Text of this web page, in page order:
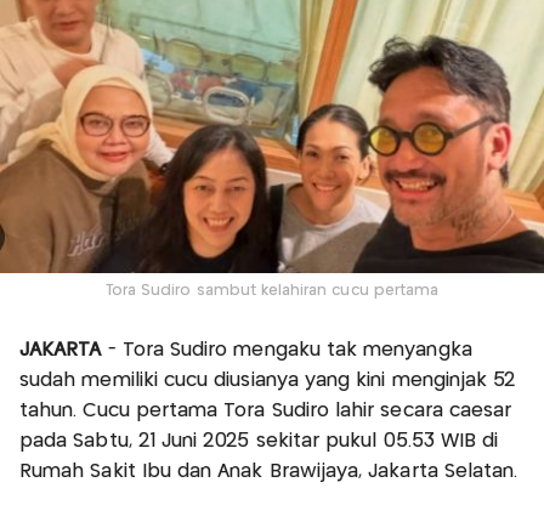
Tora Sudiro sambut kelahiran cucu pertama
JAKARTA - Tora Sudiro mengaku tak menyangka
sudah memiliki cucu diusianya yang kini menginjak 52
tahun. Cucu pertama Tora Sudiro lahir secara caesar
pada Sabtu, 21 Juni 2025 sekitar pukul 05.53 WIB di
Rumah Sakit Ibu dan Anak Brawijaya, Jakarta Selatan.